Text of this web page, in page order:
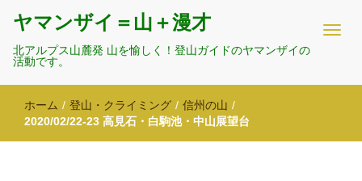
ヤマンザイ＝山＋漫才
北アルプス山麓発 山を愉しく！登山ガイドのヤマンザイの
活動です。
ホーム / 登山・クライミング / 信州の山 /
2020/02/22-23 高見石・白駒池・中山展望台